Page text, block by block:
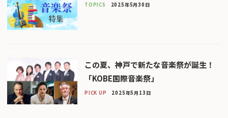
TOPICS 2025年5月30日
この夏、神戸で新たな音楽祭が誕生！
「KOBE国際音楽祭」
PICK UP 2025年5月13日